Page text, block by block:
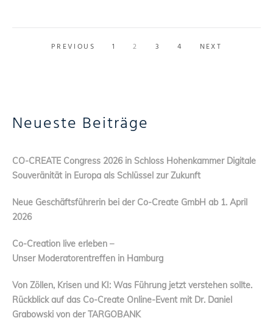
PREVIOUS 1 2 3 4 NEXT
Neueste Beiträge
CO-CREATE Congress 2026 in Schloss Hohenkammer Digitale
Souveränität in Europa als Schlüssel zur Zukunft
Neue Geschäftsführerin bei der Co-Create GmbH ab 1. April
2026
Co-Creation live erleben –
Unser Moderatorentreffen in Hamburg
Von Zöllen, Krisen und KI: Was Führung jetzt verstehen sollte.
Rückblick auf das Co-Create Online-Event mit Dr. Daniel
Grabowski von der TARGOBANK